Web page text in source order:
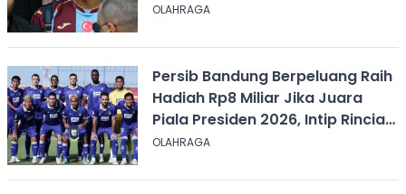
OLAHRAGA
Persib Bandung Berpeluang Raih
Hadiah Rp8 Miliar Jika Juara
Piala Presiden 2026, Intip Rincian
Bonusnya
OLAHRAGA